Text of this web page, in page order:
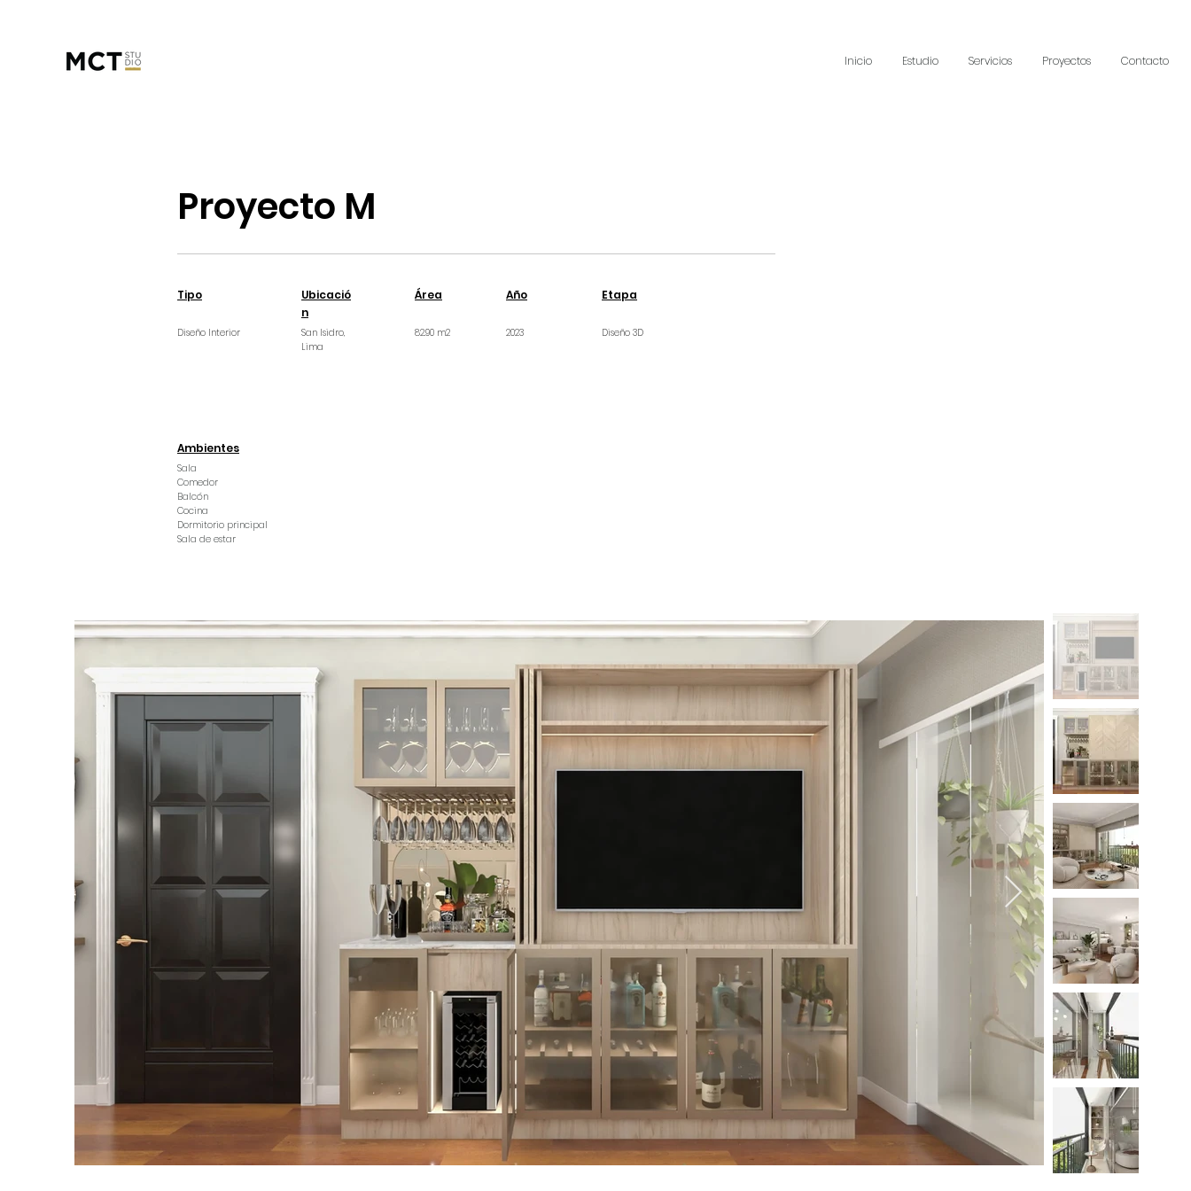
Inicio Estudio Servicios Proyectos Contacto
Proyecto M
Tipo
Diseño Interior
Ubicació
n
San Isidro,
Lima
Área
82.90 m2
Año
2023
Etapa
Diseño 3D
Ambientes
Sala
Comedor
Balcón
Cocina
Dormitorio principal
Sala de estar